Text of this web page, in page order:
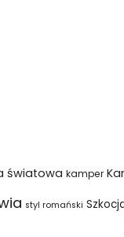
światowa kamper
styl romański